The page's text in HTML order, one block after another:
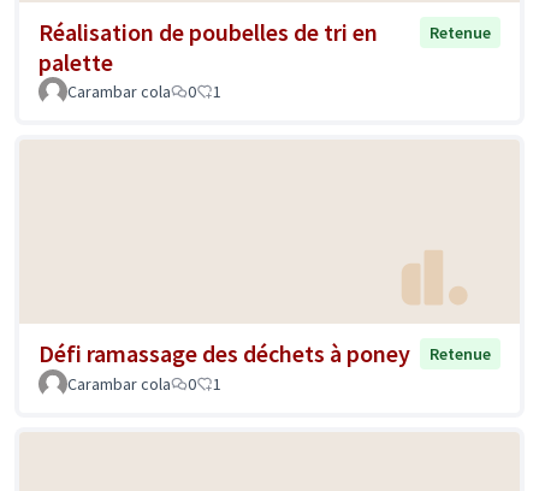
Réalisation de poubelles de tri en
palette
Retenue
Carambar cola 0 1
Défi ramassage des déchets à poney
Retenue
Carambar cola
0 1